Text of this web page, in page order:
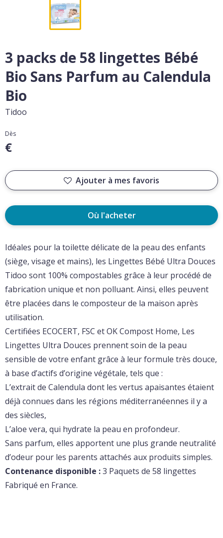
3 packs de 58 lingettes Bébé
Bio Sans Parfum au Calendula
Bio
Tidoo
Dès
€
Ajouter à mes favoris
Où l'acheter
Idéales pour la toilette délicate de la peau des enfants
(siège, visage et mains), les Lingettes Bébé Ultra Douces
Tidoo sont 100% compostables grâce à leur procédé de
fabrication unique et non polluant. Ainsi, elles peuvent
être placées dans le composteur de la maison après
utilisation.
Certifiées ECOCERT, FSC et OK Compost Home, Les
Lingettes Ultra Douces prennent soin de la peau
sensible de votre enfant grâce à leur formule très douce,
à base d’actifs d’origine végétale, tels que :
L’extrait de Calendula dont les vertus apaisantes étaient
déjà connues dans les régions méditerranéennes il y a
des siècles,
L’aloe vera, qui hydrate la peau en profondeur.
Sans parfum, elles apportent une plus grande neutralité
d’odeur pour les parents attachés aux produits simples.
Contenance disponible :3 Paquets de 58 lingettes
Fabriqué en France.